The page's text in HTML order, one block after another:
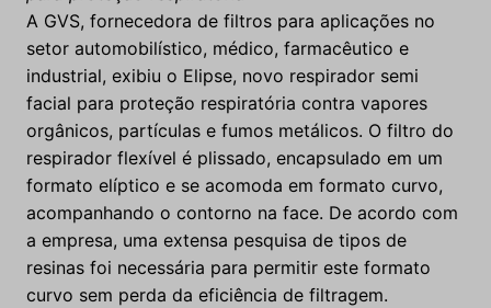
A GVS, fornecedora de filtros para aplicações no
setor automobilístico, médico, farmacêutico e
industrial, exibiu o Elipse, novo respirador semi
facial para proteção respiratória contra vapores
orgânicos, partículas e fumos metálicos. O filtro do
respirador flexível é plissado, encapsulado em um
formato elíptico e se acomoda em formato curvo,
acompanhando o contorno na face. De acordo com
a empresa, uma extensa pesquisa de tipos de
resinas foi necessária para permitir este formato
curvo sem perda da eficiência de filtragem.